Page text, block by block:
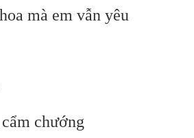
mà em vẫn yêu
chướng